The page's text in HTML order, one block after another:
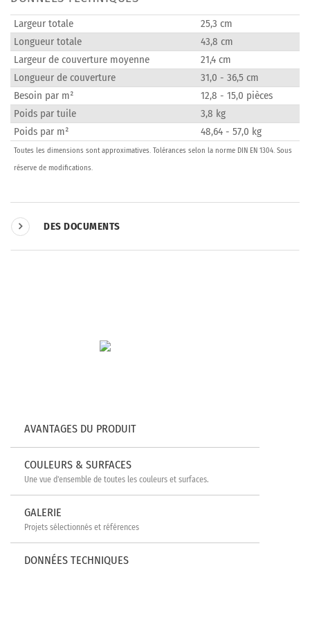
Largeur totale
25,3 cm
Longueur totale
43,8 cm
Largeur de couverture moyenne
21,4 cm
Longueur de couverture
31,0 - 36,5 cm
Besoin par m²
12,8 - 15,0 pièces
Poids par tuile
3,8 kg
Poids par m²
48,64 - 57,0 kg
Toutes les dimensions sont approximatives. Tolérances selon la norme DIN EN 1304. Sous
réserve de modifications.
DES DOCUMENTS
AVANTAGES DU PRODUIT
COULEURS & SURFACES
Une vue d'ensemble de toutes les couleurs et surfaces.
GALERIE
Projets sélectionnés et références
DONNÉES TECHNIQUES